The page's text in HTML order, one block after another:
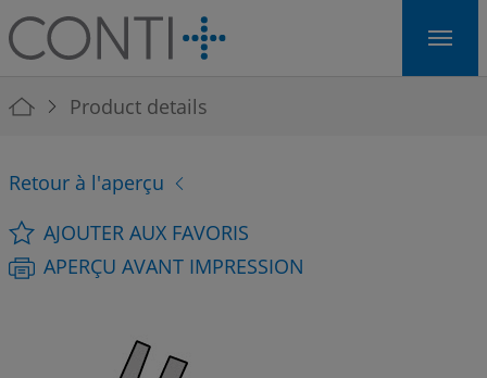
Skip to main navigation
Skip to main content
Skip to page footer
You are here:
Product details
Retour à l'aperçu
AJOUTER AUX FAVORIS
APERÇU AVANT IMPRESSION